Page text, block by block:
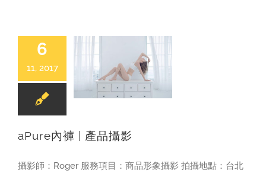
6
11, 2017
aPure內褲 | 產品攝影
攝影師：Roger 服務項目：商品形象攝影 拍攝地點：台北